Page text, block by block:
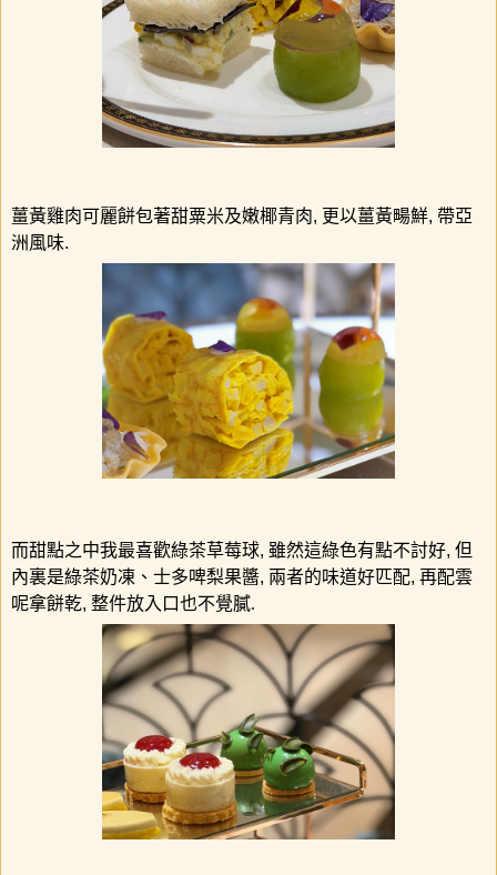
薑黃雞肉可麗餅包著甜粟米及嫩椰青肉, 更以薑黃畼鮮, 帶亞
洲風味.
而甜點之中我最喜歡綠茶草莓球, 雖然這綠色有點不討好, 但
內裏是綠茶奶凍、士多啤梨果醬, 兩者的味道好匹配, 再配雲
呢拿餅乾, 整件放入口也不覺膩.